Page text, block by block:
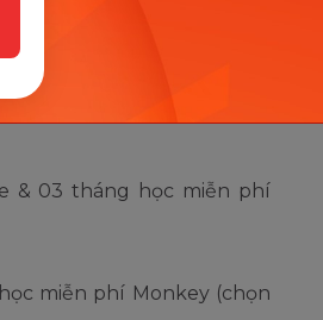
& 03 tháng học miễn phí
miễn phí Monkey (chọn